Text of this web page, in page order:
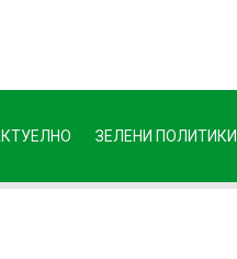
ЗЕЛЕНИ ПОЛИТИКИ